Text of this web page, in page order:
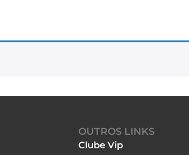
OUTROS LINKS
Clube Vip